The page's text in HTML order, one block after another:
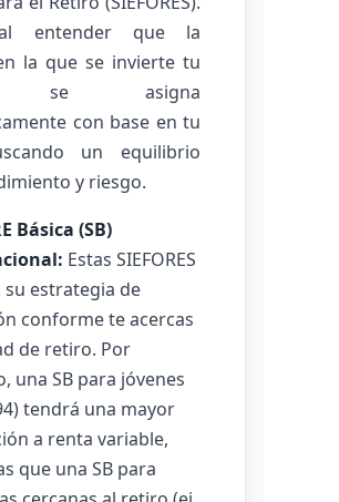
entender que la
en la que se invierte tu
se asigna
con base en tu
un equilibrio
y riesgo.
Básica (SB)
Estas SIEFORES
su estrategia de
conforme te acercas
de retiro. Por
una SB para jóvenes
tendrá una mayor
a renta variable,
que una SB para